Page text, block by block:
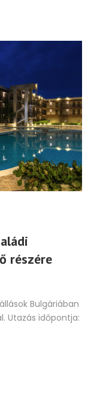
részére
Bulgáriában
Utazás időpontja: